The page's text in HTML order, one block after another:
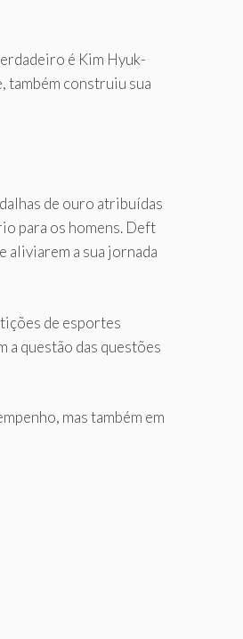
é Kim Hyuk-
também construiu sua
de ouro atribuídas
para os homens. Deft
aliviarem a sua jornada
de esportes
a questão das questões
mas também em